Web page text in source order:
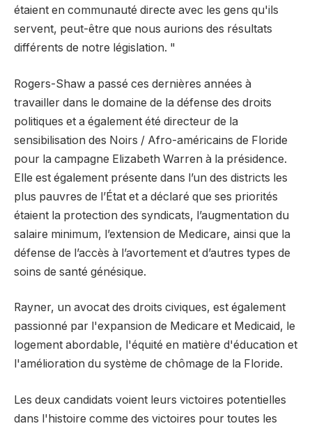
étaient en communauté directe avec les gens qu'ils
servent, peut-être que nous aurions des résultats
différents de notre législation. "
Rogers-Shaw a passé ces dernières années à
travailler dans le domaine de la défense des droits
politiques et a également été directeur de la
sensibilisation des Noirs / Afro-américains de Floride
pour la campagne Elizabeth Warren à la présidence.
Elle est également présente dans l’un des districts les
plus pauvres de l’État et a déclaré que ses priorités
étaient la protection des syndicats, l’augmentation du
salaire minimum, l’extension de Medicare, ainsi que la
défense de l’accès à l’avortement et d’autres types de
soins de santé génésique.
Rayner, un avocat des droits civiques, est également
passionné par l'expansion de Medicare et Medicaid, le
logement abordable, l'équité en matière d'éducation et
l'amélioration du système de chômage de la Floride.
Les deux candidats voient leurs victoires potentielles
dans l'histoire comme des victoires pour toutes les